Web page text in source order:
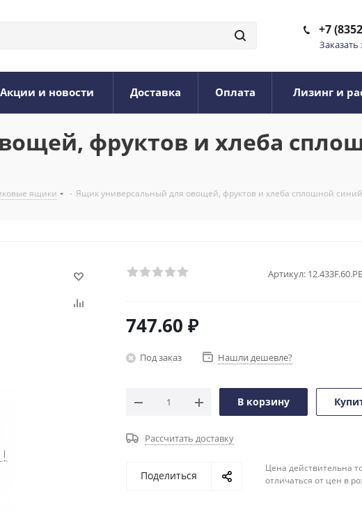
+7
Заказать
Акции и новости Доставка Оплата Лизинг и
фруктов и хлеба
ящики - Ящик универсальный для овощей, фруктов и хлеба сплошной
Артикул:
747.60 ₽
Под заказ Нашли дешевле?
В корзину
Рассчитать доставку
Поделиться
Цена действительна
отличаться от цен в